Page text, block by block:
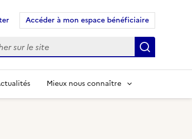
Accéder à mon espace bénéficiaire
Mieux nous connaître